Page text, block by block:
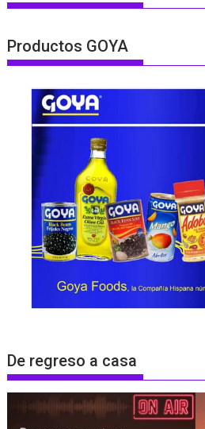
Productos GOYA
De regreso a casa